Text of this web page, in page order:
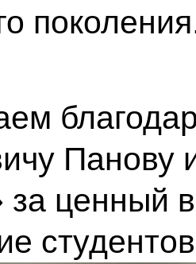
Панову
ценный